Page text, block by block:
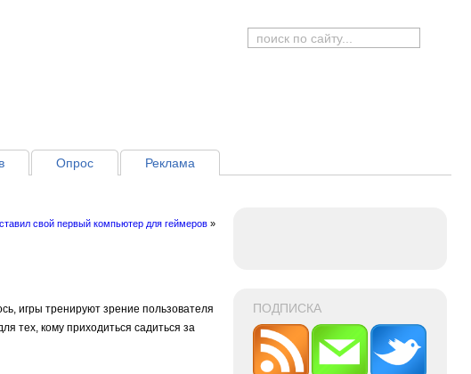
Опрос Реклама
ПОДПИСКА
свой первый компьютер для геймеров »
игры тренируют зрение пользователя
тех, кому приходиться садиться за